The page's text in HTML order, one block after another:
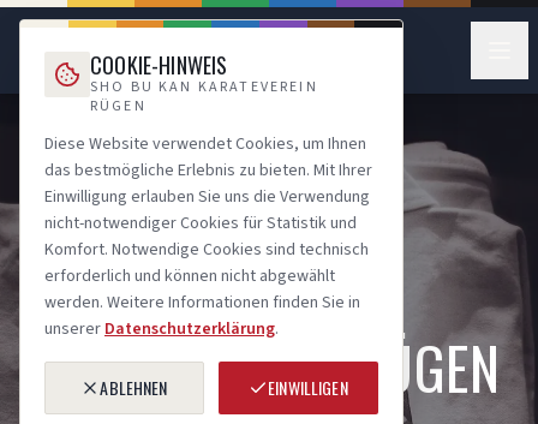
SHOTOKAN KARATE · SASSNITZ
SHOBUKAN RÜGEN · SEIT 1997
KARATE
AUF DER INSEL RÜGEN
COOKIE-HINWEIS
SHO BU KAN KARATEVEREIN
RÜGEN
Diese Website verwendet Cookies, um Ihnen
das bestmögliche Erlebnis zu bieten. Mit Ihrer
Einwilligung erlauben Sie uns die Verwendung
nicht-notwendiger Cookies für Statistik und
Komfort. Notwendige Cookies sind technisch
erforderlich und können nicht abgewählt
werden. Weitere Informationen finden Sie in
unsererDatenschutzerklärung.
ABLEHNEN EINWILLIGEN